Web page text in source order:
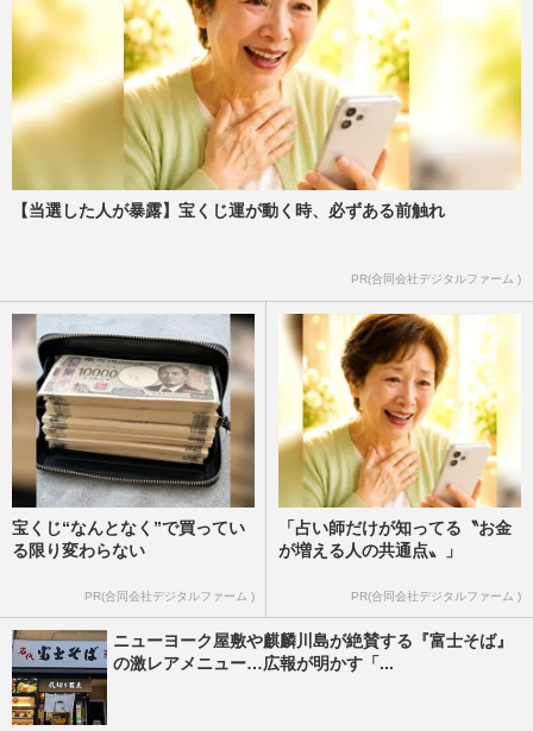
【当選した人が暴露】宝くじ運が動く時、必ずある前触れ
PR(合同会社デジタルファーム )
宝くじ“なんとなく”で買ってい
る限り変わらない
PR(合同会社デジタルファーム )
「占い師だけが知ってる〝お金
が増える人の共通点〟」
PR(合同会社デジタルファーム )
ニューヨーク屋敷や麒麟川島が絶賛する『富士そば』
の激レアメニュー…広報が明かす「...